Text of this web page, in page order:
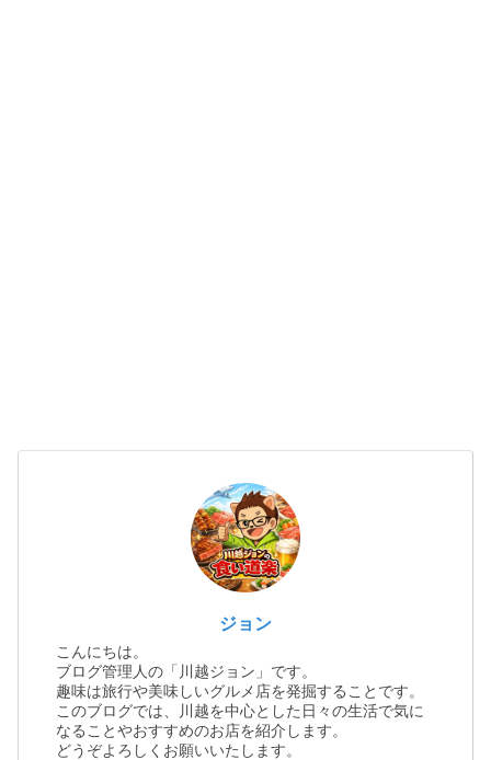
ジョン
こんにちは。
ブログ管理人の「川越ジョン」です。
趣味は旅行や美味しいグルメ店を発掘することです。
このブログでは、川越を中心とした日々の生活で気に
なることやおすすめのお店を紹介します。
どうぞよろしくお願いいたします。